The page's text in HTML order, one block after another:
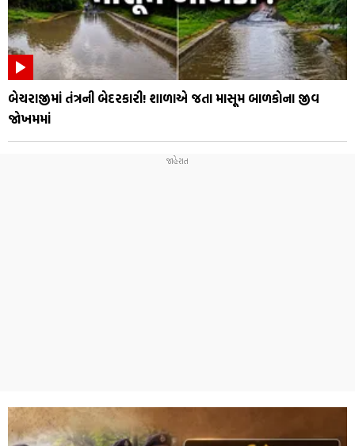
બેચરાજીમાં તંત્રની બેદરકારી! શાળાએ જતા માસૂમ બાળકોના જીવ
જોખમમાં